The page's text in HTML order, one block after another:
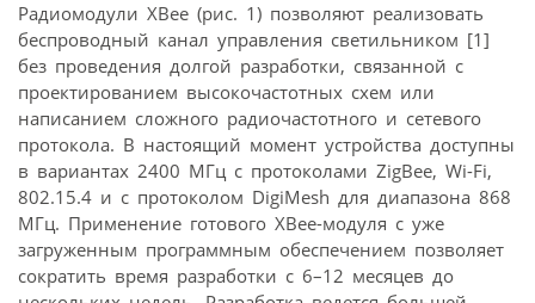
Радиомодули XBee (рис. 1) позволяют реализовать
беспроводный канал управления светильником [1]
без проведения долгой разработки, связанной с
проектированием высокочастотных схем или
написанием сложного радиочастотного и сетевого
протокола. В настоящий момент устройства доступны
в вариантах 2400 МГц с протоколами ZigBee, Wi-Fi,
802.15.4 и с протоколом DigiMesh для диапазона 868
МГц. Применение готового XBee-модуля с уже
загруженным программным обеспечением позволяет
сократить время разработки с 6–12 месяцев до